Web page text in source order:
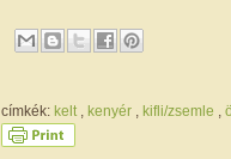
címkék: kelt kenyér kifli/zsemle